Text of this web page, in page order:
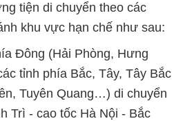
tiện di chuyển theo các
khu vực hạn chế như sau:
Đông (Hải Phòng, Hưng
tỉnh phía Bắc, Tây, Tây Bắc
Tuyên Quang…) di chuyển
Trì - cao tốc Hà Nội - Bắc